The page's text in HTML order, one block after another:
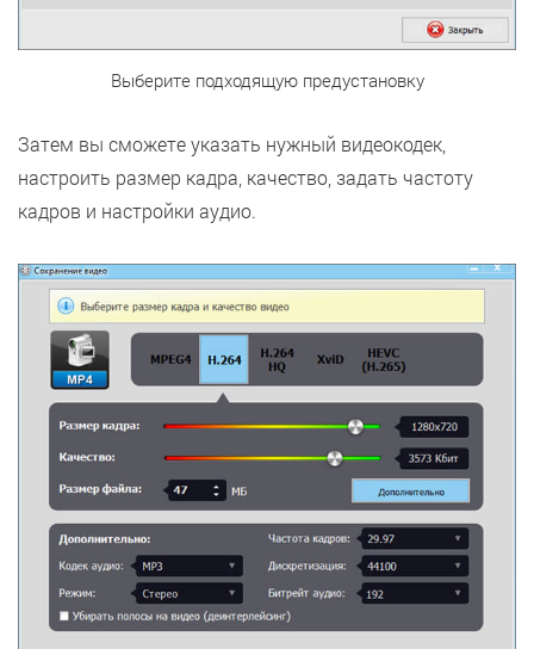
Выберите подходящую предустановку
Затем вы сможете указать нужный видеокодек,
настроить размер кадра, качество, задать частоту
кадров и настройки аудио.